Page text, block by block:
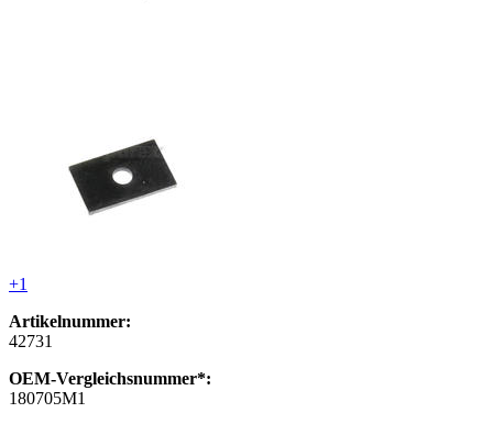
+1
Artikelnummer:
42731
OEM-Vergleichsnummer*:
180705M1